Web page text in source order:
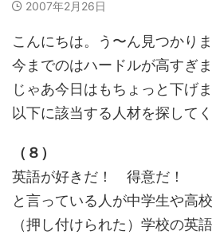
2007年2月26日
こんにちは。う〜ん見つかり
今までのはハードルが高すぎ
じゃあ今日はもちょっと下げま
以下に該当する人材を探してく
（８）
英語が好きだ！ 得意だ！
と言っている人が中学生や高
（押し付けられた）学校の英